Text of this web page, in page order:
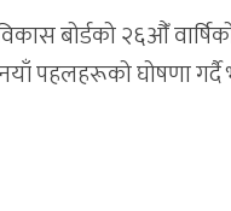
बोर्डको २६औँ
पहलहरूको घोषणा